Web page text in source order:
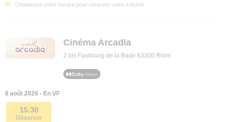
Choisissez votre horaire pour réserver votre e-ticket.
Cinéma Arcadia
2 bis Faubourg de la Bade 63200 Riom
8 août 2026 - En VF
15:30
Réserver